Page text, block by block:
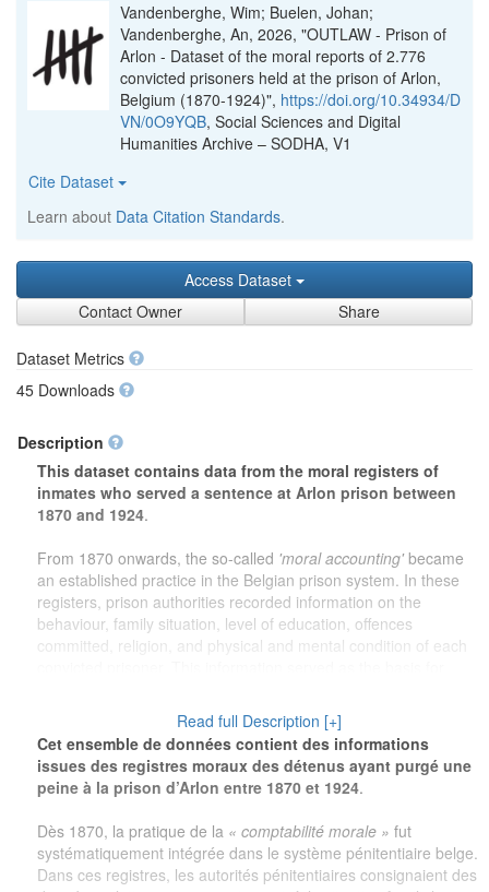
Vandenberghe, Wim; Buelen, Johan;
Vandenberghe, An, 2026, "OUTLAW - Prison of
Arlon - Dataset of the moral reports of 2.776
convicted prisoners held at the prison of Arlon,
Belgium (1870-1924)", https://doi.org/10.34934/D
VN/0O9YQB, Social Sciences and Digital
Humanities Archive – SODHA, V1
Cite Dataset
Learn about Data Citation Standards.
Access Dataset
Contact Owner
Share
Dataset Metrics
45 Downloads
Description
This dataset contains data from the moral registers of
inmates who served a sentence at Arlon prison between
1870 and 1924.
From 1870 onwards, the so-called 'moral accounting'became
an established practice in the Belgian prison system. In these
registers, prison authorities recorded information on the
behaviour, family situation, level of education, offences
committed, religion, and physical and mental condition of each
The dataset offers valuable information for a wide range of
research purposes. Forgenealogical research, family
members can learn more about ancestors who served a prison
sentence. Forlocal history, the dataset provides a unique
insight into the social reality of Arlon and its surroundings at the
turn of the twentieth century. Researchers working oncrime
and punishmentwill find rich sources for the study of criminal
justice practices, prison policy, and the treatment of convicted
Read full Description [+]
Cet ensemble de données contient des informations
issues des registres moraux des détenus ayant purgé une
peine à la prison d’Arlon entre 1870 et 1924.
Dès 1870, la pratique de la « comptabilité morale » fut
systématiquement intégrée dans le système pénitentiaire belge.
Dans ces registres, les autorités pénitentiaires consignaient des